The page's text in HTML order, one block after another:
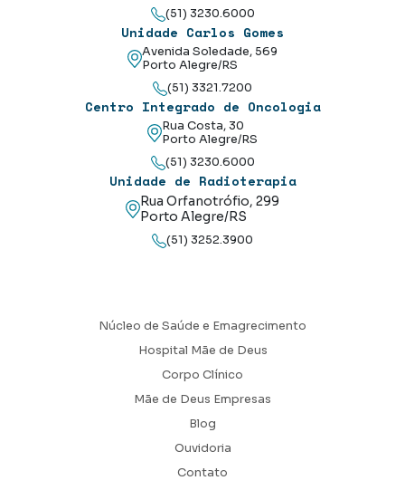
(51) 3230.6000
Unidade Carlos Gomes
Avenida Soledade, 569
Porto Alegre/RS
(51) 3321.7200
Centro Integrado de Oncologia
Rua Costa, 30
Porto Alegre/RS
(51) 3230.6000
Unidade de Radioterapia
Rua Orfanotrófio, 299
Porto Alegre/RS
(51) 3252.3900
Núcleo de Saúde e Emagrecimento
Hospital Mãe de Deus
Corpo Clínico
Mãe de Deus Empresas
Blog
Ouvidoria
Contato